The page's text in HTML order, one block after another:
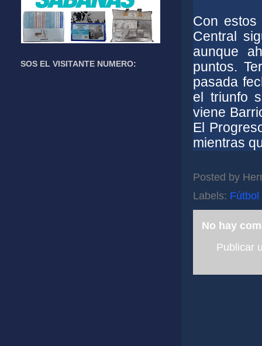
Con
Central
aunque
puntos.
pasada
el triunfo
viene
El
mientras
Posted by
Labels: Fútbol
No hay
Publicar
SOS EL VISITANTE NUMERO: